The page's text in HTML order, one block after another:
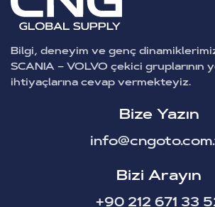
Bilgi, deneyim ve genç
SCANIA – VOLVO çekici gruplarının
ihtiyaçlarına cevap vermekteyiz.
Bize Yazın
Bizi Arayın
+90 212 671 33